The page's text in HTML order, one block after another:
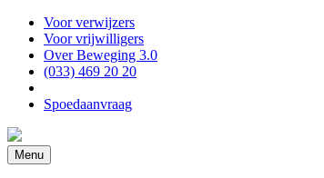
Voor verwijzers
Voor vrijwilligers
Over Beweging 3.0
(033) 469 20 20
Spoedaanvraag
Menu